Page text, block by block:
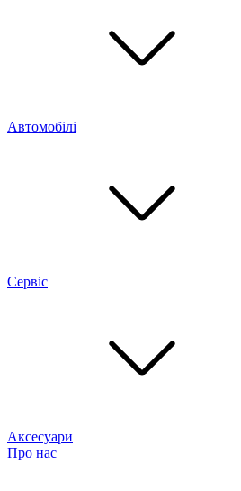
Автомобілі
Сервіс
Аксесуари
Про нас